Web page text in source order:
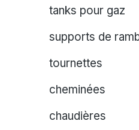
tanks pour gaz
supports de
tournettes
cheminées
chaudières